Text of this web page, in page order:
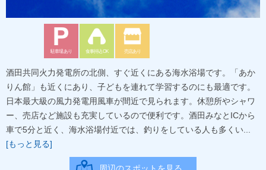
駐車場あり 食事持込OK 売店あり
酒田共同火力発電所の北側、すぐ近くにある海水浴場です。「あか
りん館」も近くにあり、子どもを連れて学習するのにも最適です。
日本最大級の風力発電用風車が間近で見られます。休憩所やシャワ
ー、売店など施設も充実しているので便利です。酒田みなとICから
車で5分と近く、海水浴場付近では、釣りをしている人も多くい...
[もっと見る]